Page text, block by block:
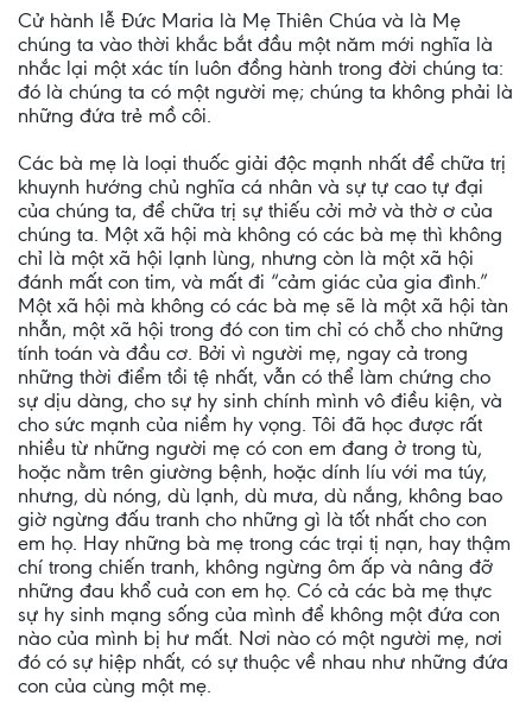
Cử hành lễ Đức Maria là Mẹ Thiên Chúa và là Mẹ
chúng ta vào thời khắc bắt đầu một năm mới nghĩa là
nhắc lại một xác tín luôn đồng hành trong đời chúng ta:
đó là chúng ta có một người mẹ; chúng ta không phải là
những đứa trẻ mồ côi.
Các bà mẹ là loại thuốc giải độc mạnh nhất để chữa trị
khuynh hướng chủ nghĩa cá nhân và sự tự cao tự đại
của chúng ta, để chữa trị sự thiếu cởi mở và thờ ơ của
chúng ta. Một xã hội mà không có các bà mẹ thì không
chỉ là một xã hội lạnh lùng, nhưng còn là một xã hội
đánh mất con tim, và mất đi “cảm giác của gia đình.”
Một xã hội mà không có các bà mẹ sẽ là một xã hội tàn
nhẫn, một xã hội trong đó con tim chỉ có chỗ cho những
tính toán và đầu cơ. Bởi vì người mẹ, ngay cả trong
những thời điểm tồi tệ nhất, vẫn có thể làm chứng cho
sự dịu dàng, cho sự hy sinh chính mình vô điều kiện, và
cho sức mạnh của niềm hy vọng. Tôi đã học được rất
nhiều từ những người mẹ có con em đang ở trong tù,
hoặc nằm trên giường bệnh, hoặc dính líu với ma túy,
nhưng, dù nóng, dù lạnh, dù mưa, dù nắng, không bao
giờ ngừng đấu tranh cho những gì là tốt nhất cho con
em họ. Hay những bà mẹ trong các trại tị nạn, hay thậm
chí trong chiến tranh, không ngừng ôm ấp và nâng đỡ
những đau khổ cuả con em họ. Có cả các bà mẹ thực
sự hy sinh mạng sống của mình để không một đứa con
nào của mình bị hư mất. Nơi nào có một người mẹ, nơi
đó có sự hiệp nhất, có sự thuộc về nhau như những đứa
con của cùng một mẹ.